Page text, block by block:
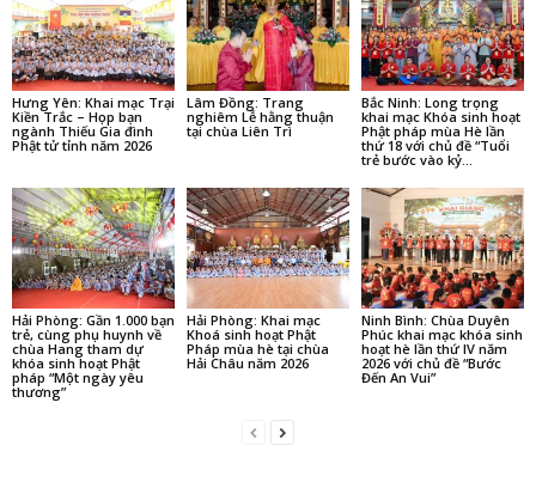
Hưng Yên: Khai mạc Trại
Kiền Trắc – Họp bạn
ngành Thiếu Gia đình
Phật tử tỉnh năm 2026
Lâm Đồng: Trang
nghiêm Lễ hằng thuận
tại chùa Liên Trì
Bắc Ninh: Long trọng
khai mạc Khóa sinh hoạt
Phật pháp mùa Hè lần
thứ 18 với chủ đề “Tuổi
trẻ bước vào kỷ...
Hải Phòng: Gần 1.000 bạn
trẻ, cùng phụ huynh về
chùa Hang tham dự
khóa sinh hoạt Phật
pháp “Một ngày yêu
thương”
Hải Phòng: Khai mạc
Khoá sinh hoạt Phật
Pháp mùa hè tại chùa
Hải Châu năm 2026
Ninh Bình: Chùa Duyên
Phúc khai mạc khóa sinh
hoạt hè lần thứ IV năm
2026 với chủ đề “Bước
Đến An Vui”